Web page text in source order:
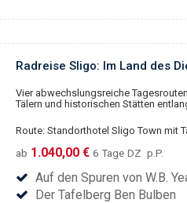
Radreise Sligo: Im Land des
Vier abwechslungsreiche
Tälern und historischen Stätten
Route: Standorthotel Sligo Town mit
ab 1.040,00 € 6 Tage DZ p.P.
Auf den Spuren von W.B.
Der Tafelberg Ben Bulben